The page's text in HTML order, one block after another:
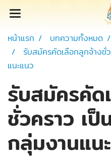
หน้าแรก บทความทั้งหมด
รับสมัครคัดเลือกลูกจ้างชั่
แนะแนว
รับสมัครคัด
ชั่วคราว เป็
กลุ่มงานแน